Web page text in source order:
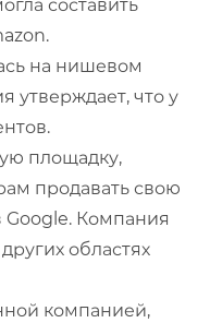
составить
на нишевом
утверждает, что у
площадку,
продавать свою
Компания
областях
компанией,